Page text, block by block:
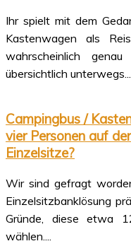
Ihr spielt mit dem
Kastenwagen als
wahrscheinlich
übersichtlich unterwegs...
Campingbus /
vier Personen auf
Einzelsitze?
Wir sind gefragt
Einzelsitzbanklösung
Gründe, diese etwa
wählen....